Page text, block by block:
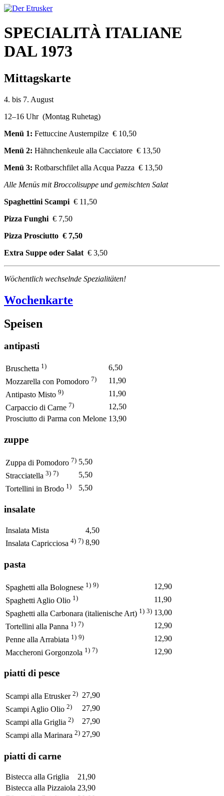
SPECIALITÀ ITALIANE
DAL 1973
Mittagskarte
4. bis 7. August
12–16 Uhr (Montag Ruhetag)
Menü 1: Fettuccine Austernpilze € 10,50
Menü 2: Hähnchenkeule alla Cacciatore € 13,50
Menü 3: Rotbarschfilet alla Acqua Pazza € 13,50
Alle Menüs mit Broccolisuppe und gemischten Salat
Spaghettini Scampi € 11,50
Pizza Funghi € 7,50
Pizza Prosciutto € 7,50
Extra Suppe oder Salat € 3,50
Wöchentlich wechselnde Spezialitäten!
Wochenkarte
Speisen
antipasti
Bruschetta 1)
6,50
Mozzarella con Pomodoro 7)
11,90
Antipasto Misto 9)
11,90
Carpaccio di Carne 7)
12,50
Prosciutto di Parma con Melone 13,90
zuppe
Zuppa di Pomodoro 7) 5,50
Stracciatella 3) 7)
5,50
Tortellini in Brodo 1) 5,50
insalate
Insalata Mista
4,50
Insalata Capricciosa 4) 7) 8,90
pasta
Spaghetti alla Bolognese 1) 9)
12,90
Spaghetti Aglio Olio 1)
11,90
Spaghetti alla Carbonara (italienische Art) 1) 3) 13,00
Tortellini alla Panna 1) 7)
12,90
Penne alla Arrabiata 1) 9)
12,90
Maccheroni Gorgonzola 1) 7) 12,90
piatti di pesce
Scampi alla Etrusker 2) 27,90
Scampi Aglio Olio 2)
27,90
Scampi alla Griglia 2)
27,90
Scampi alla Marinara 2) 27,90
piatti di carne
Bistecca alla Griglia
21,90
Bistecca alla Pizzaiola 23,90